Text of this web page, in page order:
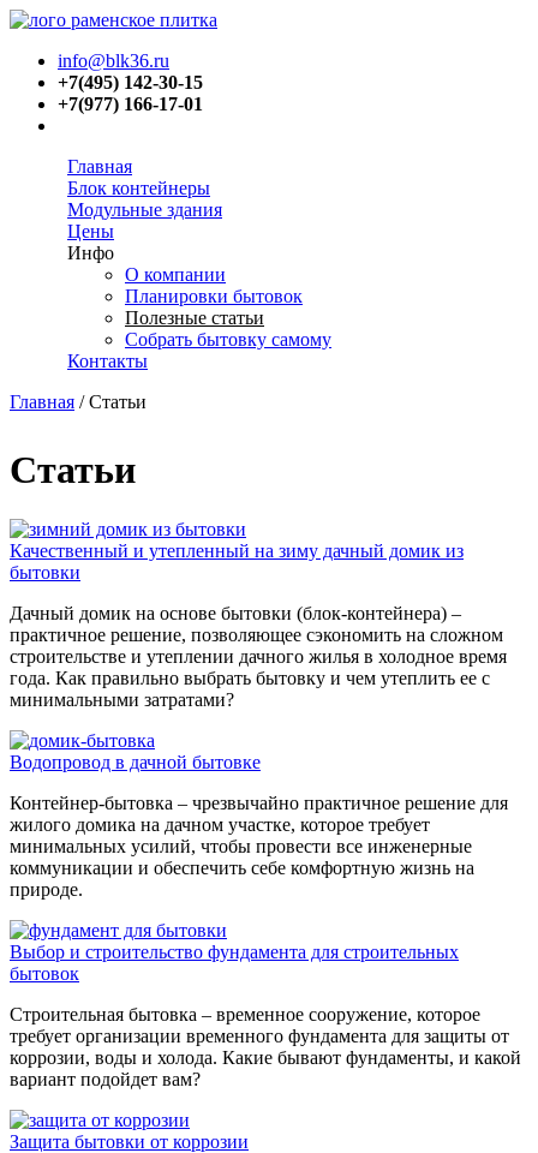
info@blk36.ru
+7(495) 142-30-15
+7(977) 166-17-01
Главная
Блок контейнеры
Модульные здания
Цены
Инфо
О компании
Планировки бытовок
Полезные статьи
Собрать бытовку самому
Контакты
Главная / Статьи
Статьи
Качественный и утепленный на зиму дачный домик из
бытовки
Дачный домик на основе бытовки (блок-контейнера) –
практичное решение, позволяющее сэкономить на сложном
строительстве и утеплении дачного жилья в холодное время
года. Как правильно выбрать бытовку и чем утеплить ее с
минимальными затратами?
Водопровод в дачной бытовке
Контейнер-бытовка – чрезвычайно практичное решение для
жилого домика на дачном участке, которое требует
минимальных усилий, чтобы провести все инженерные
коммуникации и обеспечить себе комфортную жизнь на
природе.
Выбор и строительство фундамента для строительных
бытовок
Строительная бытовка – временное сооружение, которое
требует организации временного фундамента для защиты от
коррозии, воды и холода. Какие бывают фундаменты, и какой
вариант подойдет вам?
Защита бытовки от коррозии